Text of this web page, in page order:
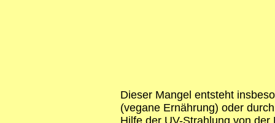
Dieser Mangel entsteht
(vegane Ernährung) oder
Hilfe der UV-Strahlung von